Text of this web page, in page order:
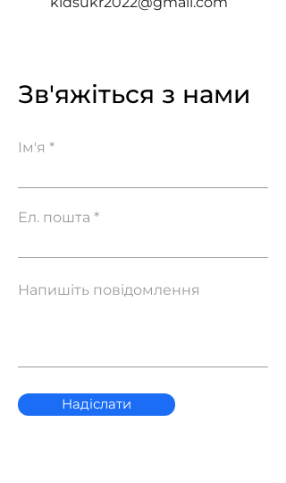
Зв'яжіться з нами
Ім'я
Ел. пошта
Напишіть повідомлення
Надіслати